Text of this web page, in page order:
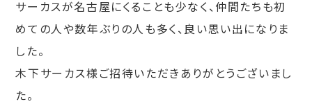
サーカスが名古屋にくることも少なく、仲間たちも初
めての人や数年ぶりの人も多く、良い思い出になりま
した。
木下サーカス様ご招待いただきありがとうございまし
た。